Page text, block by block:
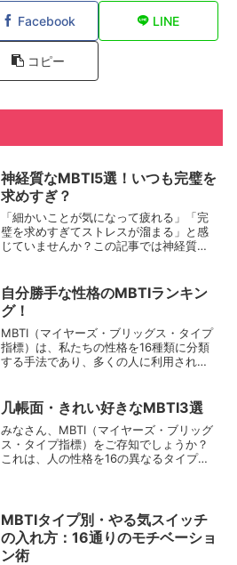
Facebook LINE
コピー
神経質なMBTI5選！いつも完璧を
求めすぎ？
「細かいことが気になって疲れる」「完
璧を求めすぎてストレスが溜まる」と感
じていませんか？この記事では神経質な
義を少しずつ手放して心を楽にする対処
法を解説します。
自分勝手な性格のMBTIランキン
グ！
MBTI（マイヤーズ・ブリッグス・タイプ
指標）は、私たちの性格を16種類に分類
する手法であり、多くの人に利用されて
「自分勝手」と見なされる性格も存在し
ます。この記事で...
几帳面・きれい好きなMBTI3選
みなさん、MBTI（マイヤーズ・ブリッグ
ス・タイプ指標）をご存知でしょうか？
これは、人の性格を16の異なるタイプに
助けとなります...
MBTIタイプ別・やる気スイッチ
の入れ方：16通りのモチベーショ
ン術